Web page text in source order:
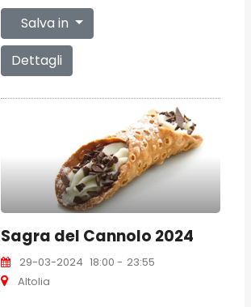
Salva in
Dettagli
Sagra del Cannolo 2024
29-03-2024 18:00 - 23:55
Altolia